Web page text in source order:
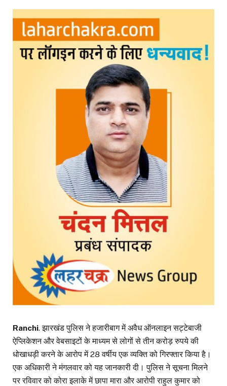
Ranchi. झारखंड पुलिस ने हजारीबाग में अवैध ऑनलाइन सट्टेबाजी
ऐप्लिकेशन और वेबसाइटों के माध्यम से लोगों से तीन करोड़ रुपये की
धोखाधड़ी करने के आरोप में 28 वर्षीय एक व्यक्ति को गिरफ्तार किया है।
एक अधिकारी ने मंगलवार को यह जानकारी दी। पुलिस ने सूचना मिलने
पर रविवार को कोरा इलाके में छापा मारा और आरोपी राहुल कुमार को